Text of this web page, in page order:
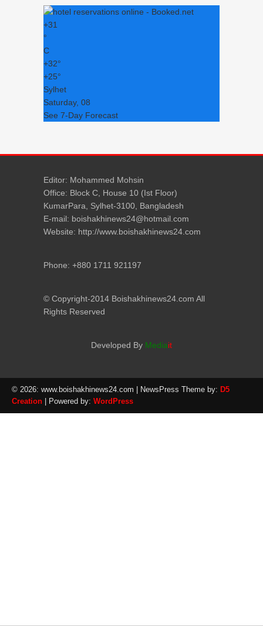
+31
°
C
+32°
+25°
Sylhet
Saturday, 08
See 7-Day Forecast
Editor: Mohammed Mohsin
Office: Block C, House 10 (Ist Floor)
KumarPara, Sylhet-3100, Bangladesh
E-mail: boishakhinews24@hotmail.com
Website: http://www.boishakhinews24.com
Phone: +880 1711 921197
© Copyright-2014 Boishakhinews24.com All
Rights Reserved
Developed By Mediait
© 2026: www.boishakhinews24.com | NewsPress Theme by: D5
Creation | Powered by: WordPress